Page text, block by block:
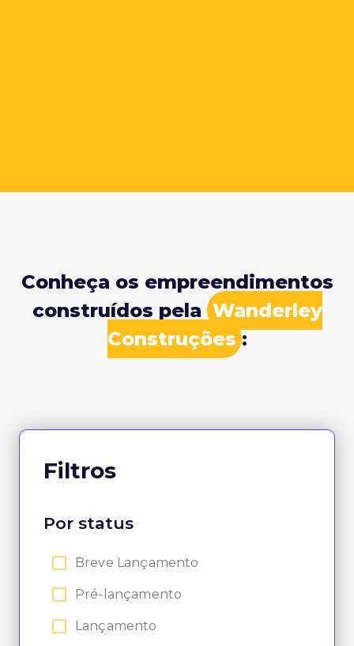
Conheça os empreendimentos
construídos pela Wanderley
Construções :
Filtros
Por status
Breve Lançamento
Pré-lançamento
Lançamento